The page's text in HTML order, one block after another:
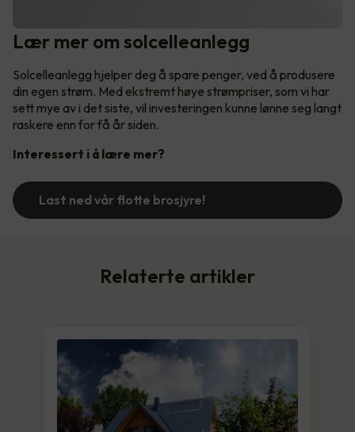
Lær mer om solcelleanlegg
Solcelleanlegg hjelper deg å spare penger, ved å produsere
din egen strøm. Med ekstremt høye strømpriser, som vi har
sett mye av i det siste, vil investeringen kunne lønne seg langt
raskere enn for få år siden.
Interessert i å lære mer?
Last ned vår flotte brosjyre!
Relaterte artikler